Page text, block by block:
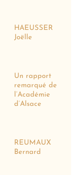
HAEUSSER
Joëlle
Un rapport
remarqué de
l’Académie
d’Alsace
REUMAUX
Bernard